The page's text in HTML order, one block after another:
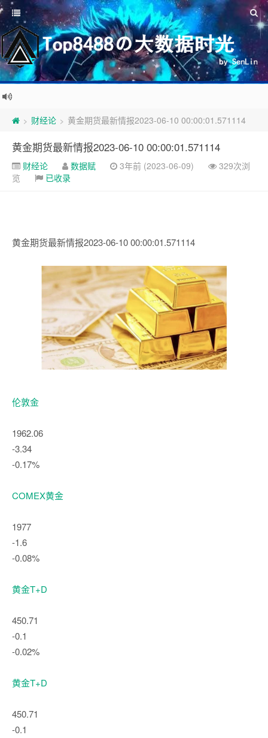
> 财经论 > 黄金期货最新情报2023-06-10 00:00:01.571114
黄金期货最新情报2023-06-10 00:00:01.571114
财经论 数据赋 3年前 (2023-06-09)
329次浏
览
已收录
黄金期货最新情报2023-06-10 00:00:01.571114
伦敦金
1962.06
-3.34
-0.17%
COMEX黄金
1977
-1.6
-0.08%
黄金T+D
450.71
-0.1
-0.02%
黄金T+D
450.71
-0.1